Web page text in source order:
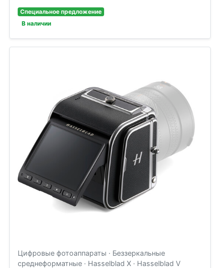
Специальное предложение
В наличии
Цифровые фотоаппараты · Беззеркальные
среднеформатные · Hasselblad X · Hasselblad V